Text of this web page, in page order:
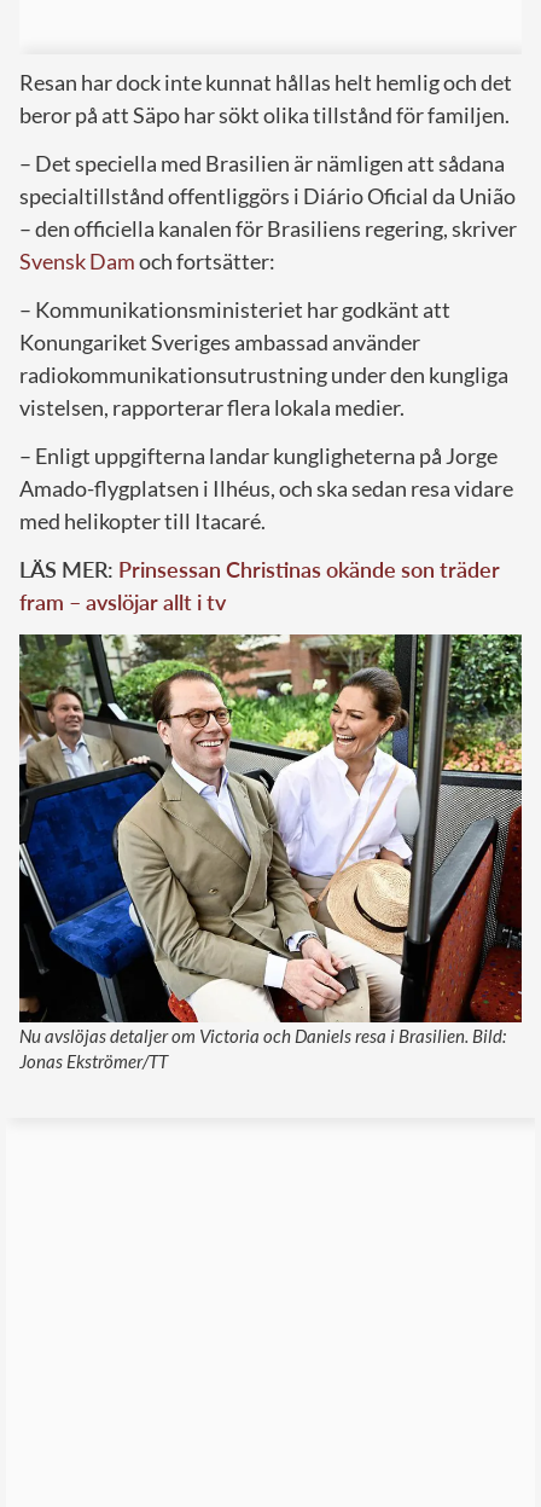
Resan har dock inte kunnat hållas helt hemlig och det
beror på att Säpo har sökt olika tillstånd för familjen.
– Det speciella med Brasilien är nämligen att sådana
specialtillstånd offentliggörs i Diário Oficial da União
– den officiella kanalen för Brasiliens regering, skriver
Svensk Damoch fortsätter:
– Kommunikationsministeriet har godkänt att
Konungariket Sveriges ambassad använder
radiokommunikationsutrustning under den kungliga
vistelsen, rapporterar flera lokala medier.
– Enligt uppgifterna landar kungligheterna på Jorge
Amado-flygplatsen i Ilhéus, och ska sedan resa vidare
med helikopter till Itacaré.
LÄS MER: Prinsessan Christinas okände son träder
fram – avslöjar allt i tv
Nu avslöjas detaljer om Victoria och Daniels resa i Brasilien. Bild:
Jonas Ekströmer/TT